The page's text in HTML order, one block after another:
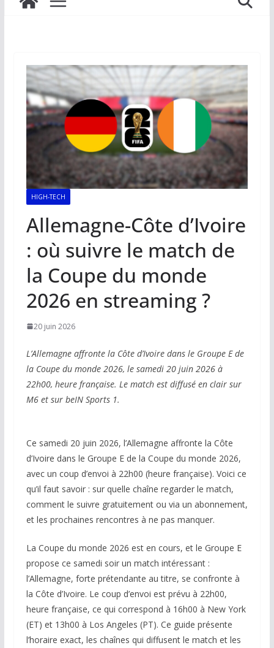
HIGH-TECH
Allemagne-Côte d’Ivoire
: où suivre le match de
la Coupe du monde
2026 en streaming ?
20 juin 2026
L’Allemagne affronte la Côte d’Ivoire dans le Groupe E de
la Coupe du monde 2026, le samedi 20 juin 2026 à
22h00, heure française. Le match est diffusé en clair sur
M6 et sur beIN Sports 1.
Ce samedi 20 juin 2026, l’Allemagne affronte la Côte
d’Ivoire dans le Groupe E de la Coupe du monde 2026,
avec un coup d’envoi à 22h00 (heure française). Voici ce
qu’il faut savoir : sur quelle chaîne regarder le match,
comment le suivre gratuitement ou via un abonnement,
et les prochaines rencontres à ne pas manquer.
La Coupe du monde 2026 est en cours, et le Groupe E
propose ce samedi soir un match intéressant :
l’Allemagne, forte prétendante au titre, se confronte à
la Côte d’Ivoire. Le coup d’envoi est prévu à 22h00,
heure française, ce qui correspond à 16h00 à New York
(ET) et 13h00 à Los Angeles (PT). Ce guide présente
l’horaire exact, les chaînes qui diffusent le match et les